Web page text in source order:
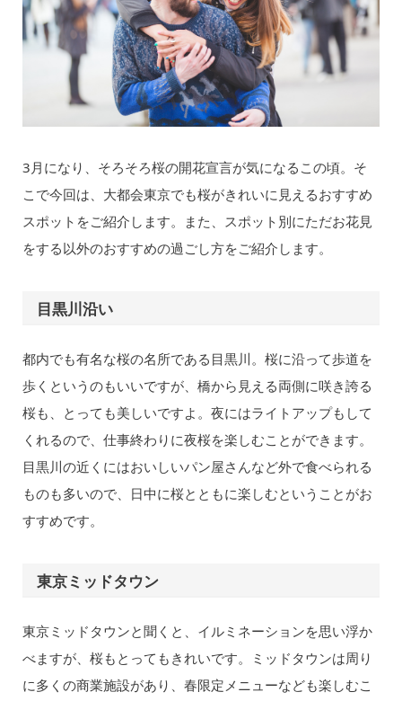
3月になり、そろそろ桜の開花宣言が気になるこの頃。そ
こで今回は、大都会東京でも桜がきれいに見えるおすすめ
スポットをご紹介します。また、スポット別にただお花見
をする以外のおすすめの過ごし方をご紹介します。
目黒川沿い
都内でも有名な桜の名所である目黒川。桜に沿って歩道を
歩くというのもいいですが、橋から見える両側に咲き誇る
桜も、とっても美しいですよ。夜にはライトアップもして
くれるので、仕事終わりに夜桜を楽しむことができます。
目黒川の近くにはおいしいパン屋さんなど外で食べられる
ものも多いので、日中に桜とともに楽しむということがお
すすめです。
東京ミッドタウン
東京ミッドタウンと聞くと、イルミネーションを思い浮か
べますが、桜もとってもきれいです。ミッドタウンは周り
に多くの商業施設があり、春限定メニューなども楽しむこ